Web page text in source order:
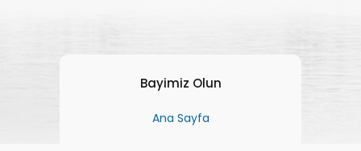
Bayimiz Olun
Ana Sayfa